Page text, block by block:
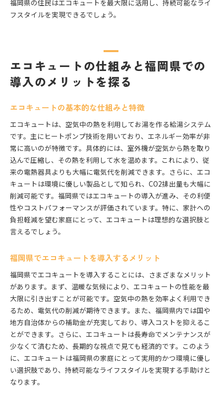
福岡県の住民はエコキュートを最大限に活用し、持続可能なライ
フスタイルを実現できるでしょう。
エコキュートの仕組みと福岡県での
導入のメリットを探る
エコキュートの基本的な仕組みと特徴
エコキュートは、空気中の熱を利用してお湯を作る給湯システム
です。主にヒートポンプ技術を用いており、エネルギー効率が非
常に高いのが特徴です。具体的には、室外機が空気から熱を取り
込んで圧縮し、その熱を利用して水を温めます。これにより、従
来の電熱器具よりも大幅に電気代を削減できます。さらに、エコ
キュートは環境に優しい製品として知られ、CO2排出量も大幅に
削減可能です。福岡県ではエコキュートの導入が進み、その利便
性やコストパフォーマンスが評価されています。特に、家計への
負担軽減を望む家庭にとって、エコキュートは理想的な選択肢と
言えるでしょう。
福岡県でエコキュートを導入するメリット
福岡県でエコキュートを導入することには、さまざまなメリット
があります。まず、温暖な気候により、エコキュートの性能を最
大限に引き出すことが可能です。空気中の熱を効率よく利用でき
るため、電気代の削減が期待できます。また、福岡県内では国や
地方自治体からの補助金が充実しており、導入コストを抑えるこ
とができます。さらに、エコキュートは長寿命でメンテナンスが
少なくて済むため、長期的な視点で見ても経済的です。このよう
に、エコキュートは福岡県の家庭にとって実用的かつ環境に優し
い選択肢であり、持続可能なライフスタイルを実現する手助けと
なります。